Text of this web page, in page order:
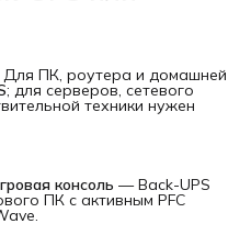
Для ПК, роутера и домашней
; для серверов, сетевого
техники нужен
консоль — Back-UPS
ПК с активным PFC